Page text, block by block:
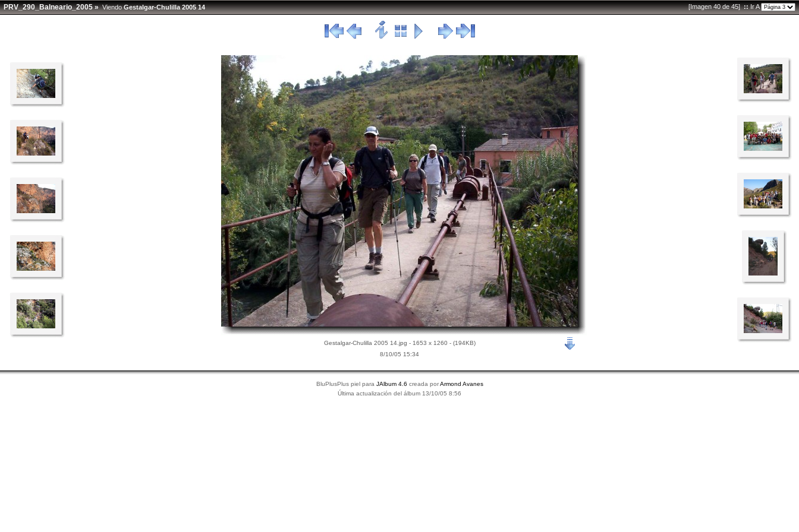
PRV_290_Balneario_2005»ViendoGestalgar-Chulilla 2005 14 [Imagen 40 de 45] ::Ir A
Gestalgar-Chulilla 2005 14.jpg - 1653 x 1260 - (194KB)
8/10/05 15:34
BluPlusPlus piel para JAlbum 4.6 creada porArmond Avanes
Última actualización del álbum 13/10/05 8:56